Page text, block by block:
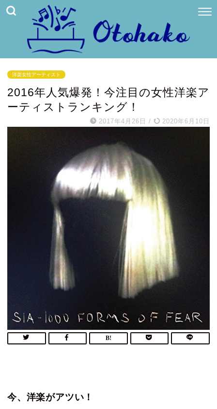
洋楽女性アーティスト
2016年人気爆発！今注目の女性洋楽ア
ーティストランキング！
2017年4月26日 / 2020年6月10日
今、洋楽がアツい！